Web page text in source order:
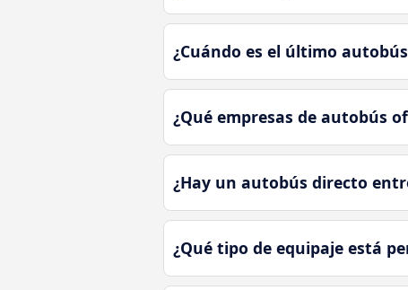
¿Cuándo es el último
¿Qué empresas de autobús
¿Hay un autobús directo
¿Qué tipo de equipaje está